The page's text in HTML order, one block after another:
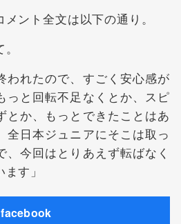
ント全文は以下の通り。
れたので、すごく安心感が
っと回転不足なくとか、スピ
とか、もっとできたことはあ
全日本ジュニアにそこは取っ
今回はとりあえず転ばなく
す」
facebook